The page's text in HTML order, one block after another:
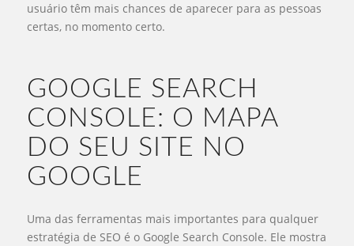
usuário têm mais chances de aparecer para as pessoas
certas, no momento certo.
GOOGLE SEARCH
CONSOLE: O MAPA
DO SEU SITE NO
GOOGLE
Uma das ferramentas mais importantes para qualquer
estratégia de SEO é o Google Search Console. Ele mostra